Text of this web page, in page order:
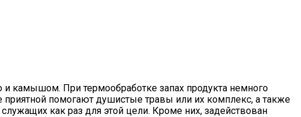
камышом. При термообработке запах продукта немного
приятной помогают душистые травы или их комплекс, а также
как раз для этой цели. Кроме них, задействован